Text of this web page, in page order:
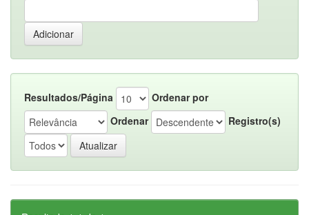
Resultados/Página
Ordenar por
Ordenar
Registro(s)